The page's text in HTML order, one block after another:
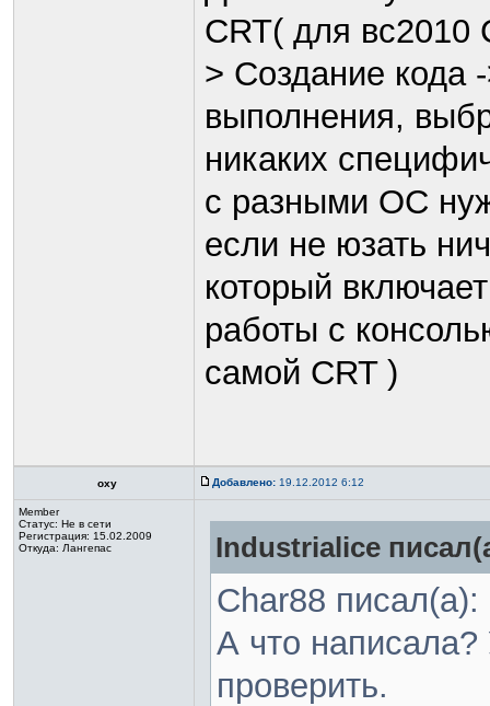
CRT( для вс2010
> Создание кода
выполнения,
никаких
с разными ОС
если не юзать
который
работы с
самой CRT )
oxy Добавлено: 19.12.2012 6:12
Member
Статус: Не в сети
Регистрация: 15.02.2009
Откуда: Лангепас
Industrialice
Char88 писал(а):
А что написала?
проверить.